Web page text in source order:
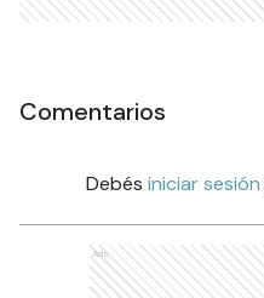
Comentarios
Debés iniciar sesión
Ads